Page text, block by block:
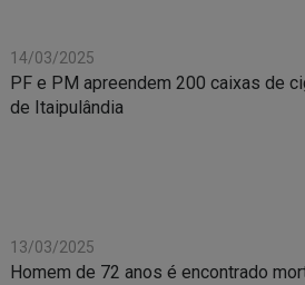
14/03/2025
PF e PM apreendem 200 caixas de
de Itaipulândia
13/03/2025
Homem de 72 anos é encontrado